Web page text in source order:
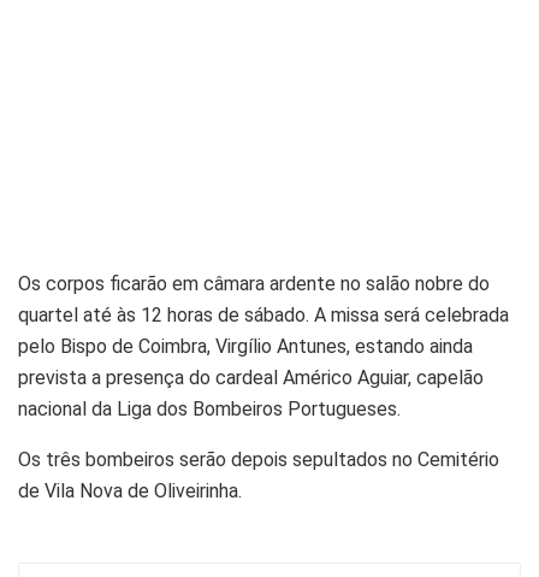
Os corpos ficarão em câmara ardente no salão nobre do
quartel até às 12 horas de sábado. A missa será celebrada
pelo Bispo de Coimbra, Virgílio Antunes, estando ainda
prevista a presença do cardeal Américo Aguiar, capelão
nacional da Liga dos Bombeiros Portugueses.
Os três bombeiros serão depois sepultados no Cemitério
de Vila Nova de Oliveirinha.